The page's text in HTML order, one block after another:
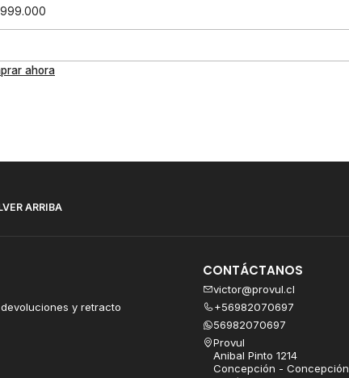
ahora
ARRIBA
y retracto
CONTÁCTANOS
victor@provul.cl
+56982070697
56982070697
Provul
Anibal Pinto 1214
Concepción - Concepción